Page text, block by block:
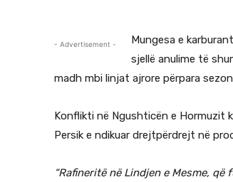
- Advertisement -
Mungesa e
sjellë anulime të
madh mbi linjat ajrore përpara
Konflikti në Ngushticën e Hormuzit
Persik e ndikuar drejtpërdrejt në
“Rafineritë në Lindjen e Mesme,